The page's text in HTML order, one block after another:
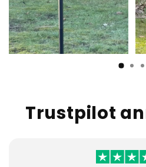
Trustpilot